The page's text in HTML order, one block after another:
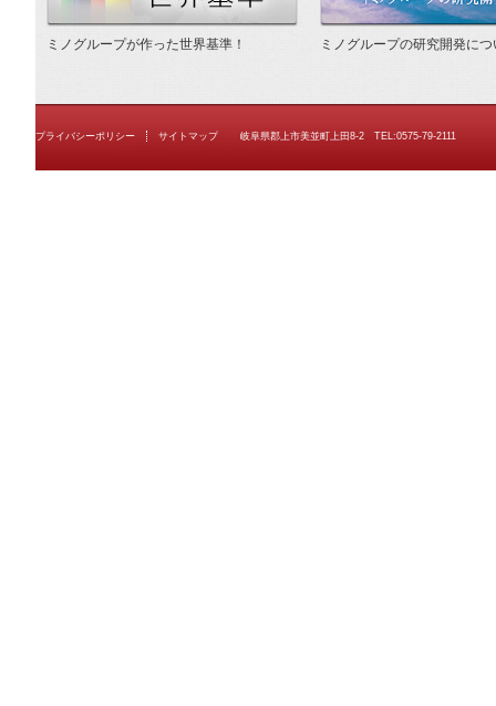
ミノグループが作った世界基準！ ミノグループの研究開発につ
プライバシーポリシー サイトマップ 岐阜県郡上市美並町上田8-2 TEL:0575-79-2111